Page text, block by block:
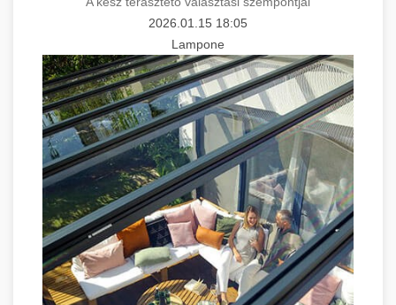
2026.01.15 18:05
Lampone